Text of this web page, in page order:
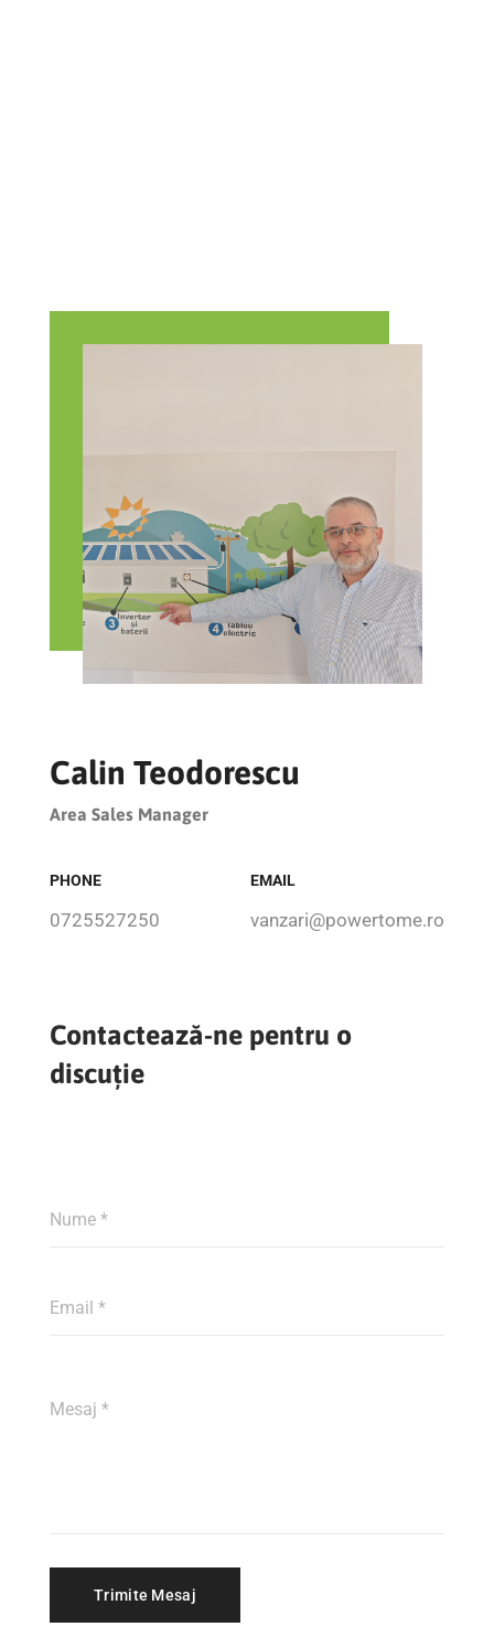
Calin Teodorescu
Area Sales Manager
PHONE
0725527250
EMAIL
vanzari@powertome.ro
Contactează-ne pentru o
discuție